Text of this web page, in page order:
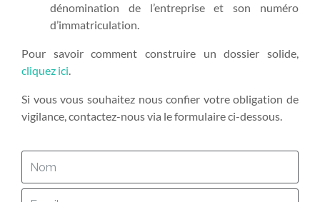
dénomination de l’entreprise et son numéro
d’immatriculation.
Pour savoir comment construire un dossier solide,
cliquez ici.
Si vous vous souhaitez nous confier votre obligation de
vigilance, contactez-nous via le formulaire ci-dessous.